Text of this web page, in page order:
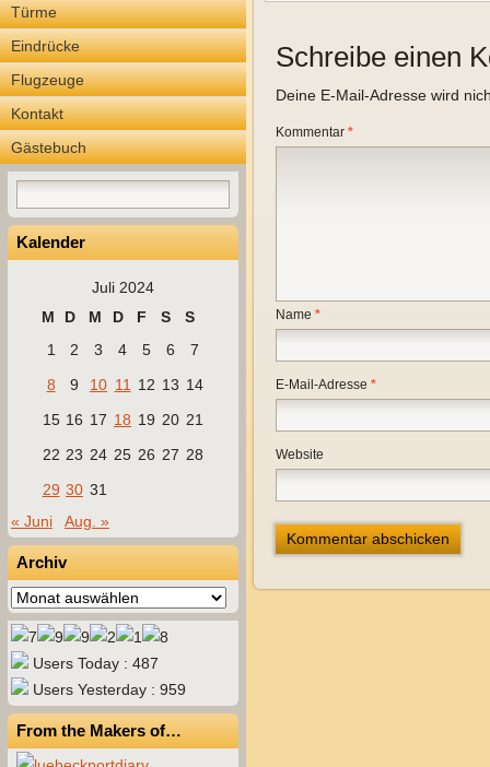
Türme
Eindrücke
Flugzeuge
Kontakt
Gästebuch
Kalender
Juli 2024
M
D M D F S
S
1
2 3 4 5 6
7
8
9 10 11 12 13 14
15 16 17 18 19 20 21
22 23 24 25 26 27 28
29 30 31
« Juni
Aug. »
Archiv
Archiv
Users Today : 487
Users Yesterday : 959
From the Makers of…
Schreibe einen
Deine E-Mail-Adresse wird
Kommentar *
Name *
E-Mail-Adresse *
Website